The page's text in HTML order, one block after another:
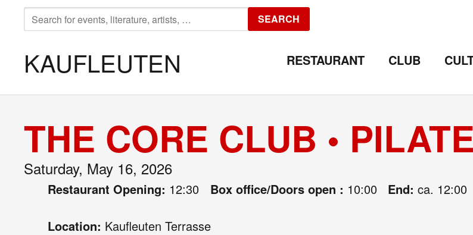
SEARCH
FOR:
SEARCH
KAUFLEUTEN RESTAURANT CLUB
THE CORE CLUB •
Saturday, May 16, 2026
Restaurant Opening: 12:30 Box office/Doors open : 10:00 End: ca. 12:00
Location: Kaufleuten Terrasse